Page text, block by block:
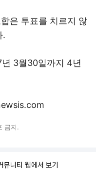
은 투표를 치르지 않
.
3월30일까지 4년
금지.
니티 웹에서 보기